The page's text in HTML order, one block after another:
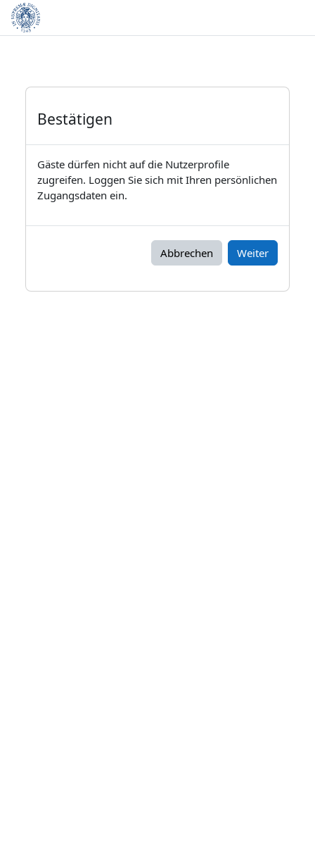
Zum Hauptinhalt
Bestätigen
Gäste dürfen nicht auf die Nutzerprofile
zugreifen. Loggen Sie sich mit Ihren persönlichen
Zugangsdaten ein.
Abbrechen Weiter